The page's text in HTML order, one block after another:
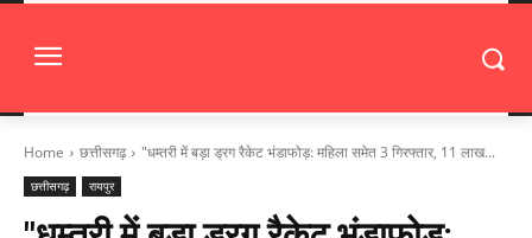
Home छत्तीसगढ़ "धम्तरी में बड़ा ड्रग रैकेट भंडाफोड़: महिला समेत 3 गिरफ्तार, 11 लाख...
छत्तीसगढ़ रायपुर